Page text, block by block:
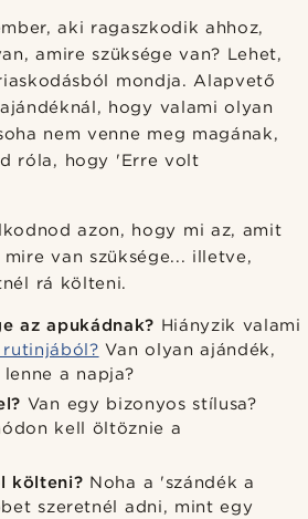
aki ragaszkodik ahhoz,
amire szüksége van? Lehet,
mondja. Alapvető
hogy valami olyan
nem venne meg magának,
róla, hogy 'Erre volt
azon, hogy mi az, amit
van szüksége... illetve,
rá költeni.
az apukádnak? Hiányzik valami
Van olyan ajándék,
a napja?
Van egy bizonyos stílusa?
kell öltöznie a
költeni? Noha a 'szándék a
szeretnél adni, mint egy